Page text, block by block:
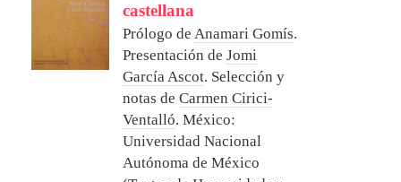
castellana
Prólogo de Anamari Gomís.
Presentación de Jomi
García Ascot. Selección y
notas de Carmen Cirici-
Ventalló. México:
Universidad Nacional
Autónoma de México